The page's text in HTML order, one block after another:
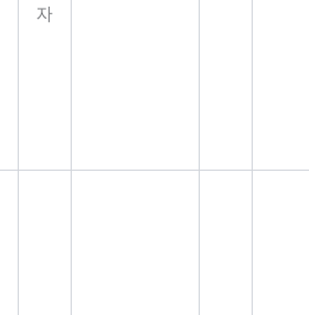
자